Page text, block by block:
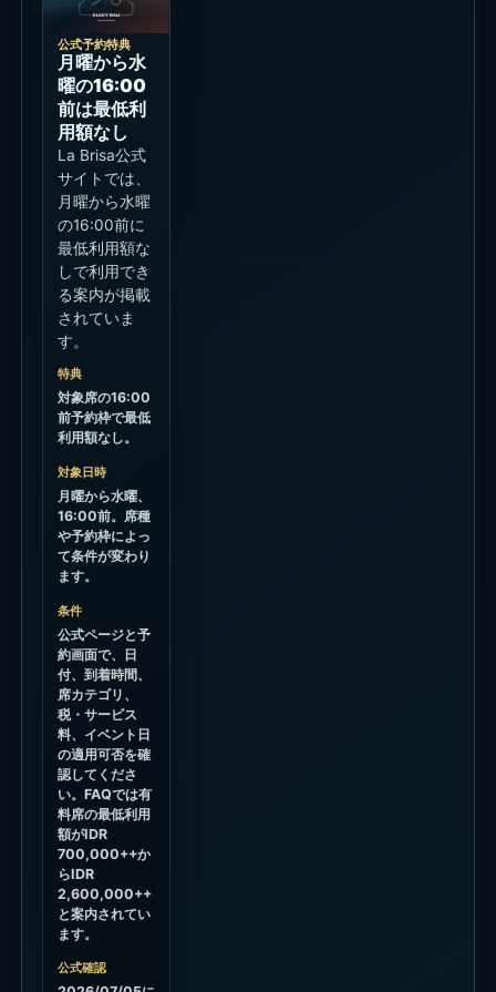
い。FAQでは有
料席の最低利用
額がIDR
700,000++か
らIDR
2,600,000++
と案内されてい
ます。
公式確認
2026/07/05に
公式ページ、
FAQ、公式予約
画面で確認。終
了日表示がない
ため、利用日ご
とに再確認して
ください。
公式情報
を開く
公式予約
行く前に決めておくこと
ト時間にするかを先に決める。
Beach Daybedsは平日昼でもIDR 700Kの
ままと見ておく。
海側・ボート寄りの席は、夕方パッケージ
条件を公式予約で確認する。
とマーケット散策を分けて考える。
夜イベントに行く日は、イベント欄の詳細